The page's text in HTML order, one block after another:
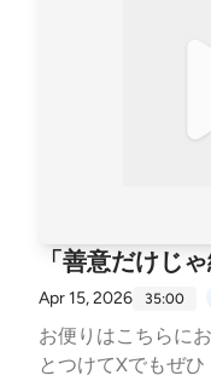
「善意だけじ
Apr 15, 2026 35:00
お便りは⁠⁠⁠⁠⁠こちら⁠⁠⁠⁠⁠に
とつけてXでもぜひ